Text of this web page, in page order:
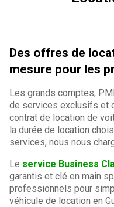
Des offres de
mesure pour les
Les grands comptes,
de services exclusifs et
contrat de location de
la durée de location
services, nous nous
Le service Business
garantis et clé en main
professionnels pour
véhicule de location en